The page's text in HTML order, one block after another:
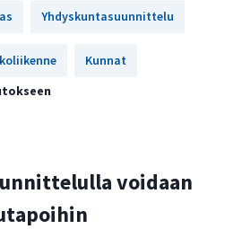
toimijoiden tarkistuslista:
Yhdyskuntasuunnittelu
Kunnat
voidaan